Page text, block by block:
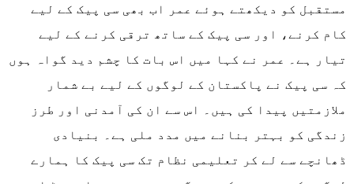
مستقبل کو دیکھتے ہوئے عمر اب بھی سی پیک کے لیے
کام کرنے، اور سی پیک کے ساتھ ترقی کرنے کے لیے
تیار ہے۔ عمر نے کہا میں اس بات کا چشم دید گواہ ہوں
کہ سی پیک نے پاکستان کے لوگوں کے لیے بے شمار
ملازمتیں پیدا کی ہیں۔ اس سے ان کی آمدنی اور طرز
زندگی کو بہتر بنانے میں مدد ملی ہے۔ بنیادی
ڈھانچے سے لے کر تعلیمی نظام تک سی پیک کا ہمارے